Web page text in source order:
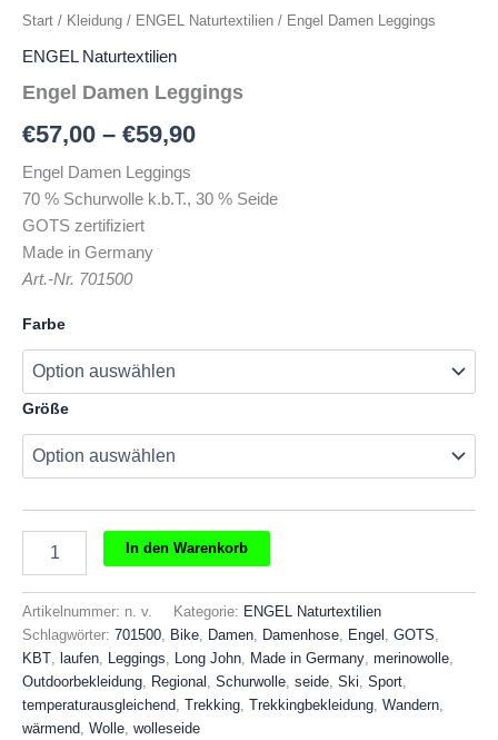
Start / Kleidung / ENGEL Naturtextilien / Engel Damen Leggings
ENGEL Naturtextilien
Engel Damen Leggings
€57,00 – €59,90
Engel Damen Leggings
70 % Schurwolle k.b.T., 30 % Seide
GOTS zertifiziert
Made in Germany
Art.-Nr. 701500
Farbe
Größe
Damen
Menge
In den Warenkorb
Artikelnummer: n. v. Kategorie: ENGEL Naturtextilien
Schlagwörter: 701500, Bike, Damen, Damenhose, Engel , GOTS,
KBT, laufen, Leggings, Long John, Made in Germany, merinowolle,
Outdoorbekleidung, Regional , Schurwolle, seide, Ski, Sport,
temperaturausgleichend, Trekking, Trekkingbekleidung, Wandern,
wärmend, Wolle, wolleseide